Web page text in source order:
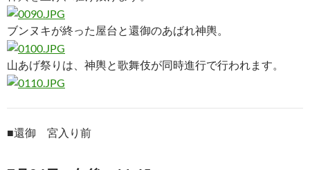
ブンヌキが終った屋台と還御のあばれ神輿。
山あげ祭りは、神輿と歌舞伎が同時進行で行われます。
■還御 宮入り前